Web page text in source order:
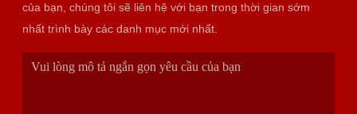
của bạn, chúng tôi sẽ liên hệ với bạn trong thời gian sớm
nhất trình bày các danh mục mới nhất.